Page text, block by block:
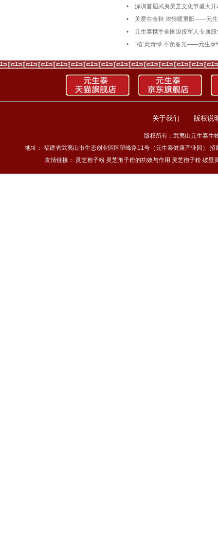
•
深圳首届武夷灵芝文化节盛大
•
关爱在金秋 浓情暖重阳——元
•
元生泰携手全国退役军人专属
•
“植”此青绿 不负春光——元生
关于我们 版权说
版权所有：武夷山元生泰生
地址： 福建省武夷山市生态创业园区望峰路11号（元生泰健康产业园）
友情链接： 灵芝孢子粉 灵芝孢子粉的功效与作用 灵芝孢子粉 破壁